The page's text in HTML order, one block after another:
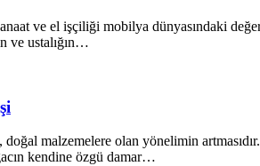
ve el işçiliği mobilya dünyasındaki
ve ustalığın…
malzemelere olan yönelimin
kendine özgü damar…